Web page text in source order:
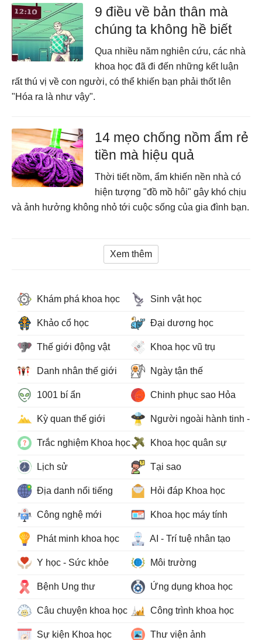
9 điều về bản thân mà
chúng ta không hề biết
Qua nhiều năm nghiên cứu, các nhà
khoa học đã đi đến những kết luận
rất thú vị về con người, có thể khiến bạn phải thốt lên
"Hóa ra là như vậy".
14 mẹo chống nồm ẩm rẻ
tiền mà hiệu quả
Thời tiết nồm, ẩm khiến nền nhà có
hiện tượng "đồ mồ hôi" gây khó chịu
và ảnh hưởng không nhỏ tới cuộc sống của gia đình bạn.
Xem thêm
Khám phá khoa học Sinh vật học
Khảo cổ học Đại dương học
Thế giới động vật Khoa học vũ trụ
Danh nhân thế giới Ngày tận thế
1001 bí ẩn Chinh phục sao Hỏa
Kỳ quan thế giới Người ngoài hành tinh -
Trắc nghiệm Khoa học Khoa học quân sự
Lịch sử Tại sao
Địa danh nổi tiếng Hỏi đáp Khoa học
Công nghệ mới Khoa học máy tính
Phát minh khoa học AI - Trí tuệ nhân tạo
Y học - Sức khỏe Môi trường
Bệnh Ung thư Ứng dụng khoa học
Câu chuyện khoa học Công trình khoa học
Sự kiện Khoa học Thư viện ảnh